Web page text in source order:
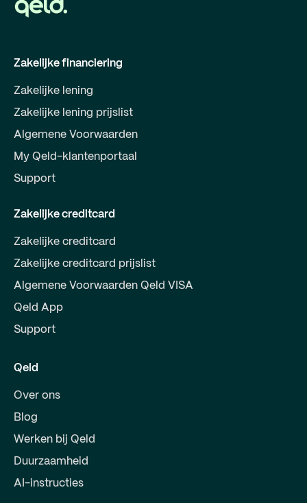
Zakelijke financiering
Zakelijke lening
Zakelijke lening prijslist
Algemene Voorwaarden
My Qeld-klantenportaal
Support
Zakelijke creditcard
Zakelijke creditcard
Zakelijke creditcard prijslist
Algemene Voorwaarden Qeld VISA
Qeld App
Support
Qeld
Over ons
Blog
Werken bij Qeld
Duurzaamheid
AI-instructies